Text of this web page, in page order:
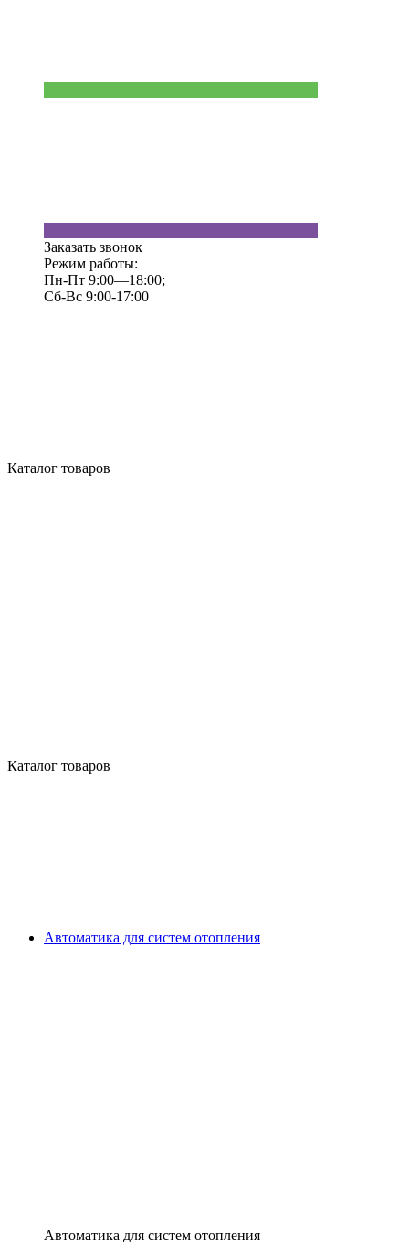
Заказать звонок
Режим работы:
Пн-Пт 9:00—18:00;
Сб-Вс 9:00-17:00
Каталог товаров
Каталог товаров
Автоматика для систем отопления
Автоматика для систем отопления